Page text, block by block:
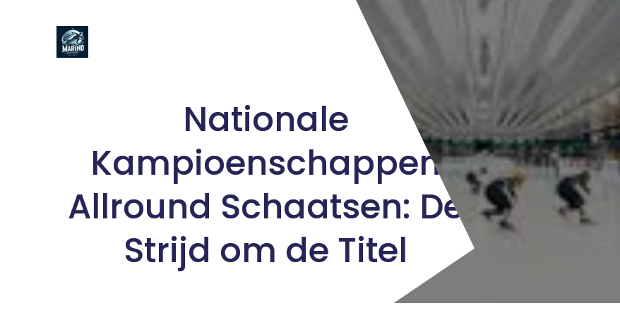
Nationale
Kampioenschappen
Allround Schaatsen: De
Strijd om de Titel